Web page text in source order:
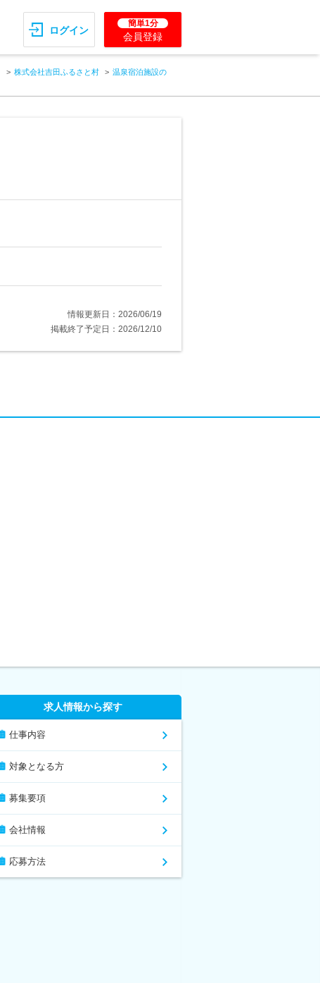
ログイン
簡単1分
会員登録
株式会社吉田ふるさと村
温泉宿泊施設の
情報更新日：2026/06/19
掲載終了予定日：2026/12/10
求人情報から探す
仕事内容
対象となる方
募集要項
会社情報
応募方法